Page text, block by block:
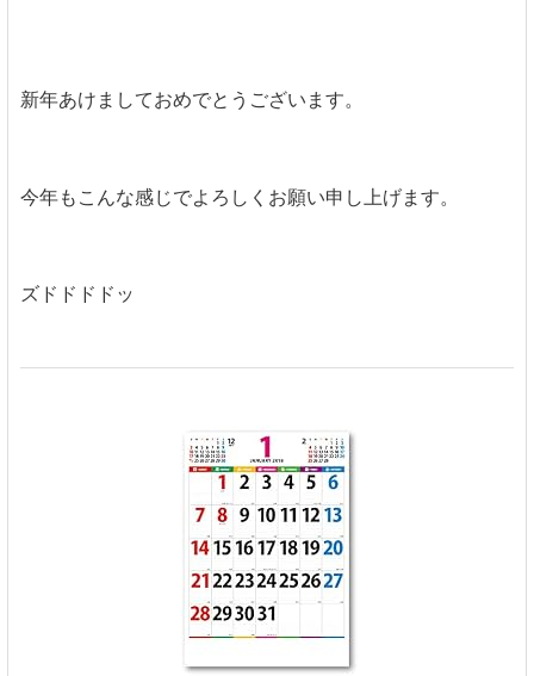
新年あけましておめでとうございます。
今年もこんな感じでよろしくお願い申し上げます。
ズドドドドッ